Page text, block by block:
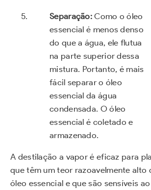
Separação: Como o óleo
essencial é menos denso
do que a água, ele flutua
na parte superior dessa
mistura. Portanto, é mais
fácil separar o óleo
essencial da água
condensada. O óleo
essencial é coletado e
armazenado.
A destilação a vapor é eficaz para
que têm um teor razoavelmente alto
óleo essencial e que são sensíveis ao